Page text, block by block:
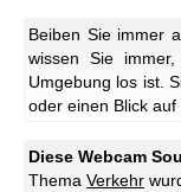
Beiben Sie immer
wissen Sie
Umgebung los ist.
oder einen Blick
Diese Webcam
Thema Verkehr